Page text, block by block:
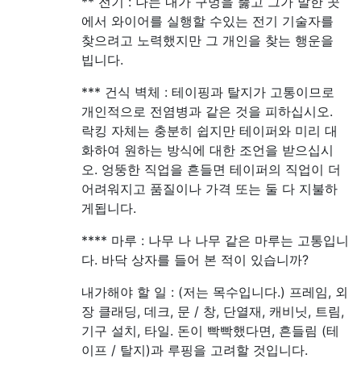
에서 와이어를 실행할 수있는 전기 기술자를
찾으려고 노력했지만 그 개인을 찾는 행운을
빕니다.
*** 건식 벽체 : 테이핑과 탈지가 고통이므로
개인적으로 전염병과 같은 것을 피하십시오.
락킹 자체는 충분히 쉽지만 테이퍼와 미리 대
화하여 원하는 방식에 대한 조언을 받으십시
오. 엉뚱한 직업을 흔들면 테이퍼의 직업이 더
어려워지고 품질이나 가격 또는 둘 다 지불하
게됩니다.
**** 마루 : 나무 나 나무 같은 마루는 고통입니
다. 바닥 상자를 들어 본 적이 있습니까?
내가해야 할 일 : (저는 목수입니다.) 프레임, 외
장 클래딩, 데크, 문 / 창, 단열재, 캐비닛, 트림,
기구 설치, 타일. 돈이 빡빡했다면, 흔들림 (테
이프 / 탈지)과 루핑을 고려할 것입니다.